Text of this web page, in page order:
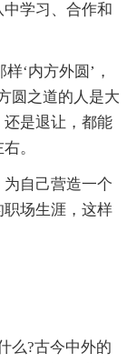
学习、合作和
‘内方外圆’，
圆之道的人是大
是退让，都能
。
自己营造一个
场生涯，这样
?古今中外的